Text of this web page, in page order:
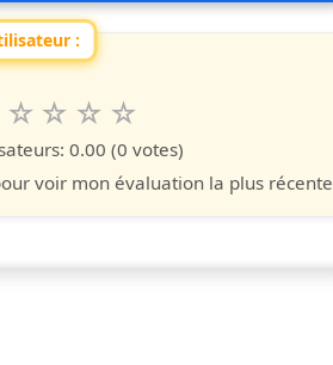
:
da 1 a 10 étoiles
10
étoiles
9
étoiles
8
0.00 (0 votes)
voir mon évaluation la plus récente